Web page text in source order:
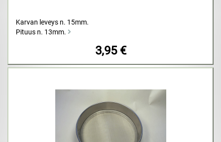
Karvan leveys n. 15mm.
Pituus n. 13mm.
3,95 €